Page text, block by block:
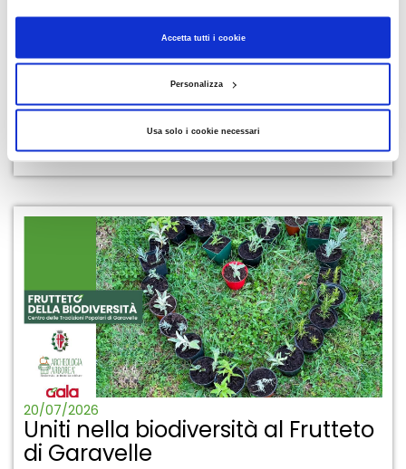
Accetta tutti i cookie
Personalizza
Usa solo i cookie necessari
29/07/2026
Abbiamo assegnato le gift card
da 500 euro: scopri se hai vinto!
20/07/2026
Uniti nella biodiversità al Frutteto
di Garavelle